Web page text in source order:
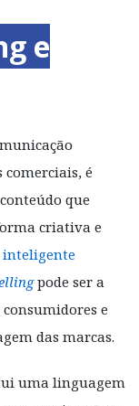
e
é
que
criativa e
inteligente
pode ser a
e
das marcas.
uma linguagem